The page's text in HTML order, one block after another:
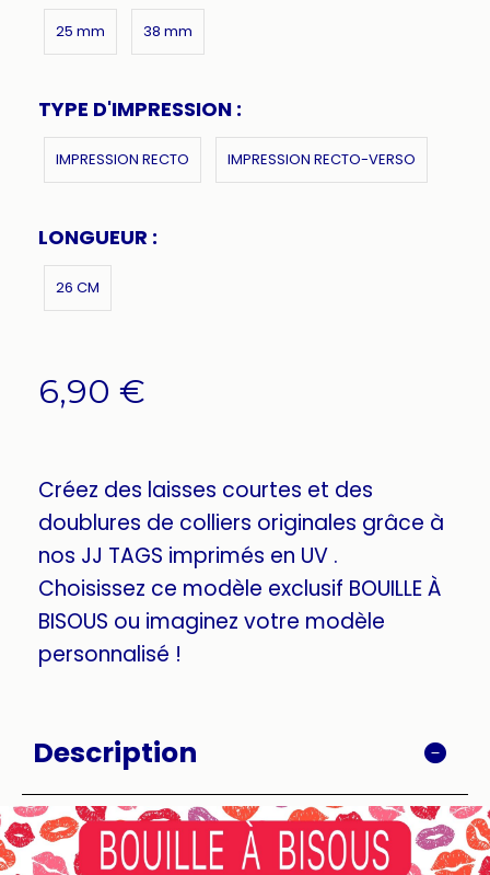
25 mm 38 mm
TYPE D'IMPRESSION :
IMPRESSION RECTO IMPRESSION RECTO-VERSO
LONGUEUR :
26 CM
6,90 €
Créez des laisses courtes et des
doublures de colliers originales grâce à
nos JJ TAGS imprimés en UV .
Choisissez ce modèle exclusif BOUILLE À
BISOUS ou imaginez votre modèle
personnalisé !
Description